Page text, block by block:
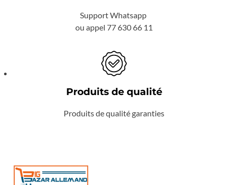
Support Whatsapp
ou appel 77 630 66 11
Produits de qualité
Produits de qualité garanties